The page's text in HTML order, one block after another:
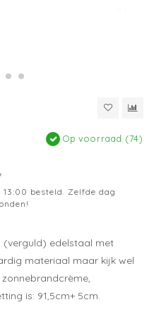
Op voorraad (74)
13:00 besteld. Zelfde dag
(verguld) edelstaal met
materiaal maar kijk wel
is: 91,5cm+ 5cm.